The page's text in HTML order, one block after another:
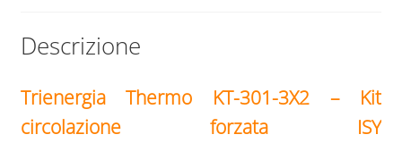
Descrizione
Trienergia Thermo KT-301-3X2 – Kit
circolazione forzata ISY